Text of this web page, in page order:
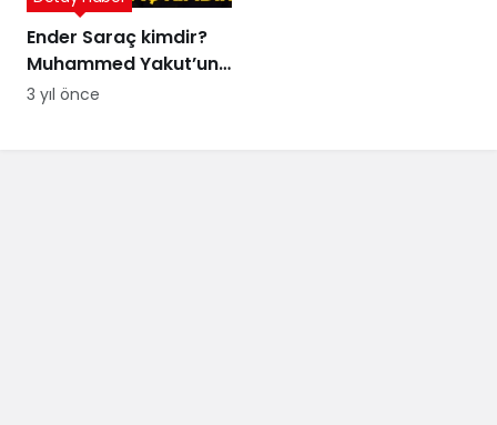
Ender Saraç kimdir?
Muhammed Yakut’un
iddialarında adı geçen
3 yıl önce